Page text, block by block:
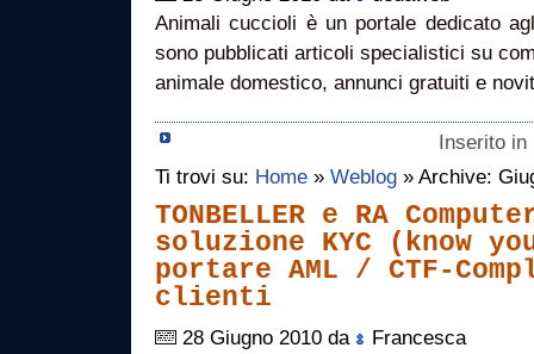
Animali cuccioli è un portale dedicato
sono pubblicati articoli specialistici su
animale domestico, annunci gratuiti e
Inserito in
Ti trovi su: Home » Weblog » Archive:
TONBELLER e RA
soluzione KYC (know
portare AML / CTF-
clienti
28 Giugno 2010 da
Francesca